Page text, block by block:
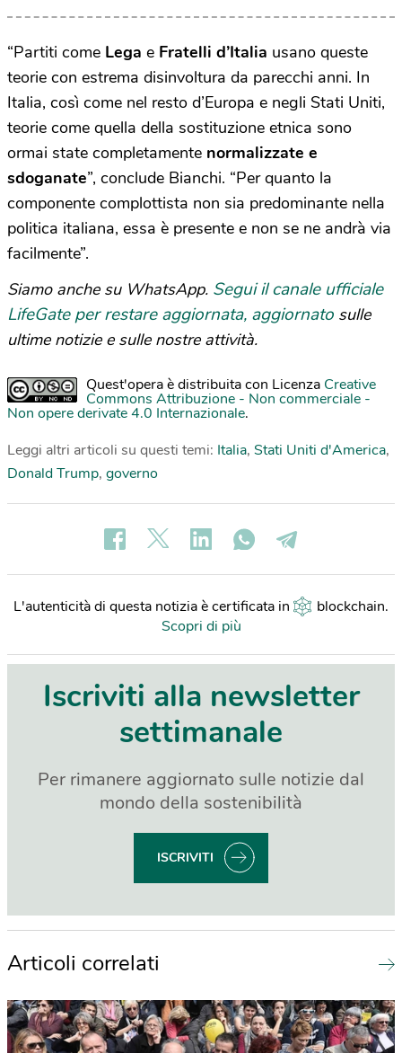
“Partiti come Lega e Fratelli d’Italia usano queste
teorie con estrema disinvoltura da parecchi anni. In
Italia, così come nel resto d’Europa e negli Stati Uniti,
teorie come quella della sostituzione etnica sono
ormai state completamente normalizzate e
sdoganate”, conclude Bianchi. “Per quanto la
componente complottista non sia predominante nella
politica italiana, essa è presente e non se ne andrà via
facilmente”.
Siamo anche su WhatsApp. Segui il canale ufficiale
LifeGate per restare aggiornata, aggiornato sulle
ultime notizie e sulle nostre attività.
Quest'opera è distribuita con Licenza Creative
Commons Attribuzione - Non commerciale -
Non opere derivate 4.0 Internazionale.
Leggi altri articoli su questi temi: Italia, Stati Uniti d'America,
Donald Trump, governo
L'autenticità di questa notizia è certificata in blockchain.
Scopri di più
Iscriviti alla newsletter
settimanale
Per rimanere aggiornato sulle notizie dal
mondo della sostenibilità
ISCRIVITI
Articoli correlati